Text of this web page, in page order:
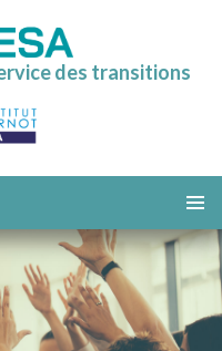
des transitions
MENU